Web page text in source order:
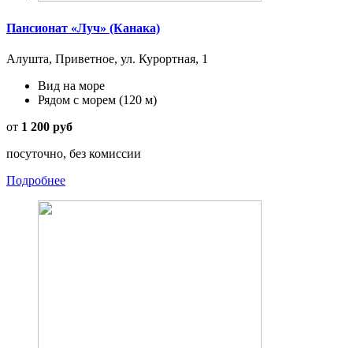
Пансионат «Луч» (Канака)
Алушта, Приветное, ул. Курортная, 1
Вид на море
Рядом с морем (120 м)
от 1 200 руб
посуточно, без комиссии
Подробнее